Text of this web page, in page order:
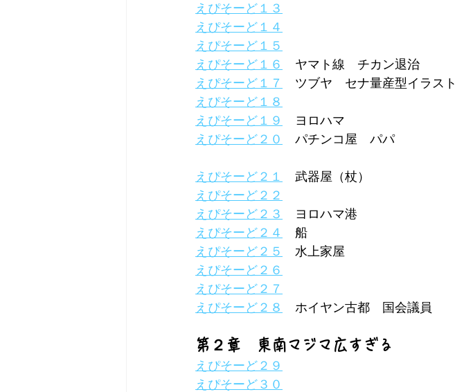
えぴそーど１３
えぴそーど１４
えぴそーど１５
えぴそーど１６
ヤマト線　チカン退治
えぴそーど１７
ツブヤ　セナ量産型イラスト
えぴそーど１８
えぴそーど１９
ヨロハマ
えぴそーど２０
パチンコ屋　パパ
えぴそーど２１
武器屋（杖）
えぴそーど２２
えぴそーど２３
ヨロハマ港
えぴそーど２４
船
えぴそーど２５
水上家屋
えぴそーど２６
えぴそーど２７
えぴそーど２８
ホイヤン古都　国会議員
第２章　東南マジマ広すぎる
えぴそーど２９
えぴそーど３０